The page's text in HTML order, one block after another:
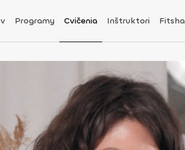
Programy Cvičenia Inštruktori